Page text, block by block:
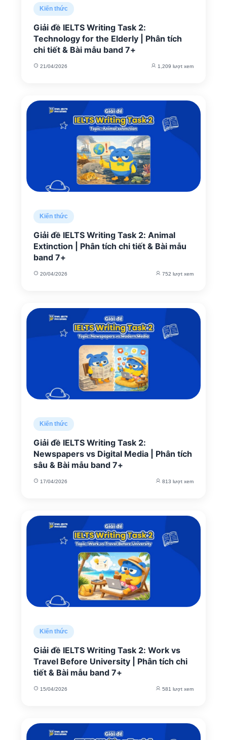
Kiến thức
Giải đề IELTS Writing Task 2:
Technology for the Elderly | Phân tích
chi tiết & Bài mẫu band 7+
21/04/2026 1,209 lượt xem
Kiến thức
Giải đề IELTS Writing Task 2: Animal
Extinction | Phân tích chi tiết & Bài mẫu
band 7+
20/04/2026 752 lượt xem
Kiến thức
Giải đề IELTS Writing Task 2:
Newspapers vs Digital Media | Phân tích
sâu & Bài mẫu band 7+
17/04/2026 813 lượt xem
Kiến thức
Giải đề IELTS Writing Task 2: Work vs
Travel Before University | Phân tích chi
tiết & Bài mẫu band 7+
15/04/2026 581 lượt xem